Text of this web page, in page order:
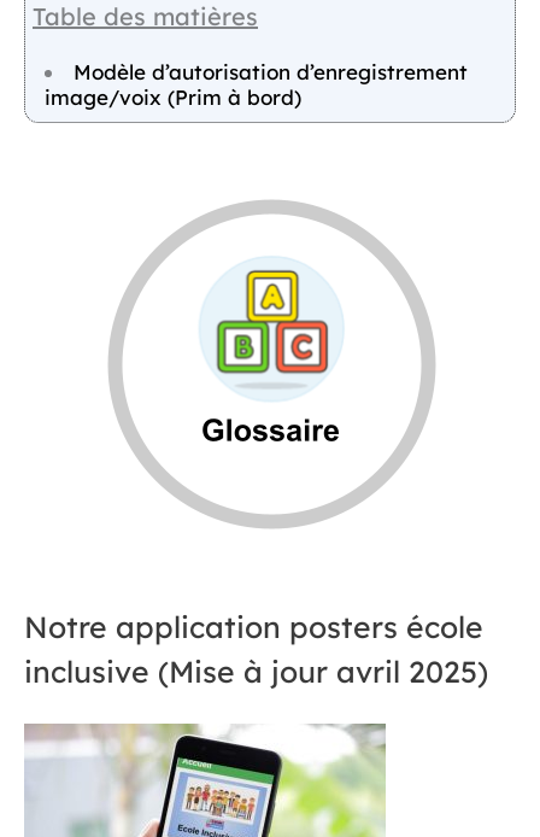
Table des matières
Modèle d’autorisation d’enregistrement
image/voix (Prim à bord)
Notre application posters école
inclusive (Mise à jour avril 2025)